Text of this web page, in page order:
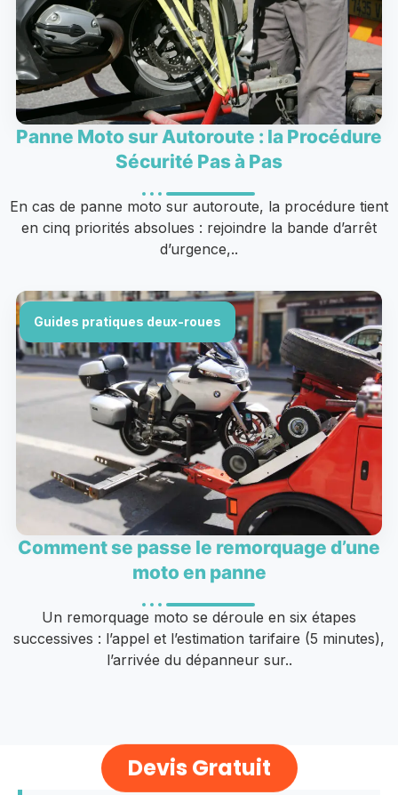
Panne Moto sur Autoroute : la Procédure
Sécurité Pas à Pas
En cas de panne moto sur autoroute, la procédure tient
en cinq priorités absolues : rejoindre la bande d’arrêt
d’urgence,..
Guides pratiques deux-roues
Comment se passe le remorquage d’une
moto en panne
Un remorquage moto se déroule en six étapes
successives : l’appel et l’estimation tarifaire (5 minutes),
l’arrivée du dépanneur sur..
Devis Gratuit